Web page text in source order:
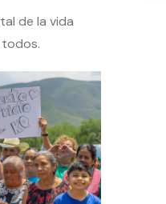
de la vida